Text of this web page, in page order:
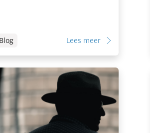
Blog Lees meer